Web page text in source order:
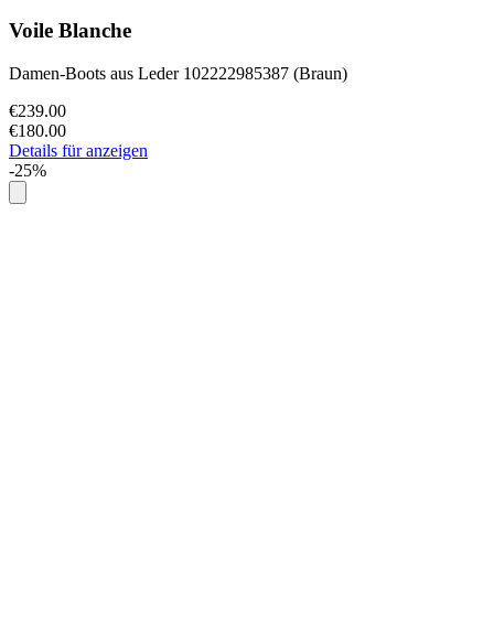
Voile Blanche
Damen-Boots aus Leder 102222985387 (Braun)
€239.00
€180.00
Details für anzeigen
-25%